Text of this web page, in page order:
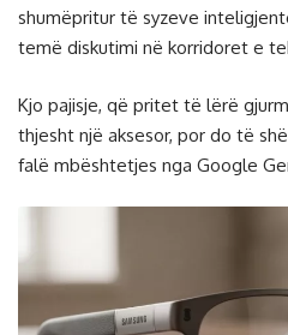
shumëpritur të syzeve
temë diskutimi në korridoret e
Kjo pajisje, që pritet të lërë
thjesht një aksesor, por do të
falë mbështetjes nga Google